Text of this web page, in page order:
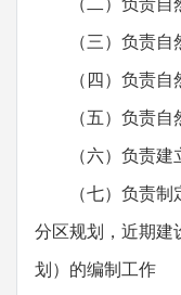
（三）负责自然
（四）负责自然
（五）负责自然
（六）负责建立
（七）负责制定
分区规划，近期建
划）的编制工作